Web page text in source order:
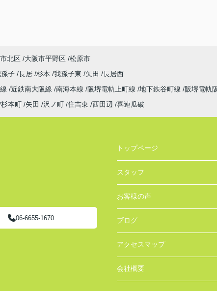
北区 大阪市平野区 松原市
子 長居 杉本 我孫子東 矢田
長居西
近鉄南大阪線 南海本線 阪堺電軌上町線 地下鉄谷町線
阪堺電軌
杉本町 矢田 沢ノ町 住吉東 西田辺 喜連瓜破
06-6655-1670
トップページ
スタッフ
お客様の声
ブログ
アクセスマップ
会社概要